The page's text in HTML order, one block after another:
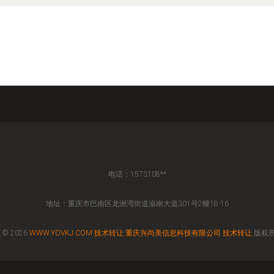
电话：1573108**
地址：重庆市巴南区龙洲湾街道渝南大道301号2幢18-16
© 2026 WWW.YOVKJ.COM 技术转让 重庆兴尚美信息科技有限公司 技术转让版权